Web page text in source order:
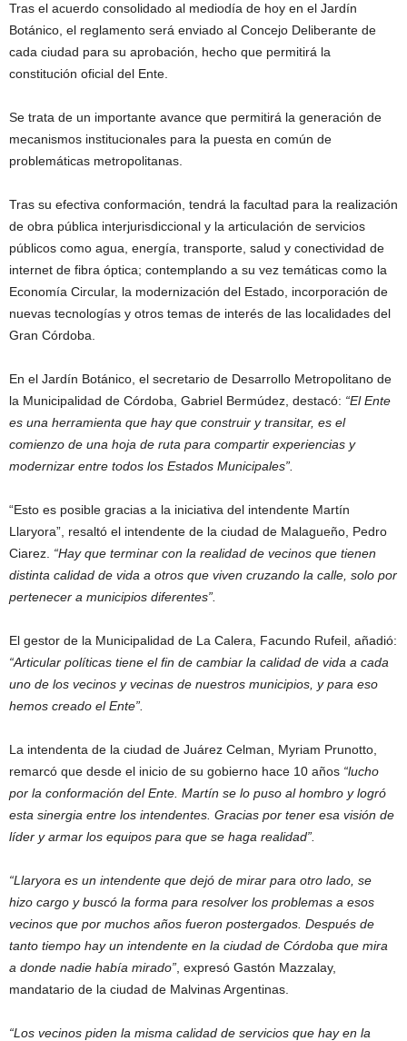
Tras el acuerdo consolidado al mediodía de hoy en el Jardín
Botánico, el reglamento será enviado al Concejo Deliberante de
cada ciudad para su aprobación, hecho que permitirá la
constitución oficial del Ente.
Se trata de un importante avance que permitirá la generación de
mecanismos institucionales para la puesta en común de
problemáticas metropolitanas.
Tras su efectiva conformación, tendrá la facultad para la realización
de obra pública interjurisdiccional y la articulación de servicios
públicos como agua, energía, transporte, salud y conectividad de
internet de fibra óptica; contemplando a su vez temáticas como la
Economía Circular, la modernización del Estado, incorporación de
nuevas tecnologías y otros temas de interés de las localidades del
Gran Córdoba.
En el Jardín Botánico, el secretario de Desarrollo Metropolitano de
la Municipalidad de Córdoba, Gabriel Bermúdez, destacó: “El Ente
es una herramienta que hay que construir y transitar, es el
comienzo de una hoja de ruta para compartir experiencias y
modernizar entre todos los Estados Municipales”.
“Esto es posible gracias a la iniciativa del intendente Martín
Llaryora”, resaltó el intendente de la ciudad de Malagueño, Pedro
Ciarez. “Hay que terminar con la realidad de vecinos que tienen
distinta calidad de vida a otros que viven cruzando la calle, solo por
pertenecer a municipios diferentes”.
El gestor de la Municipalidad de La Calera, Facundo Rufeil, añadió:
“Articular políticas tiene el fin de cambiar la calidad de vida a cada
uno de los vecinos y vecinas de nuestros municipios, y para eso
hemos creado el Ente”.
La intendenta de la ciudad de Juárez Celman, Myriam Prunotto,
remarcó que desde el inicio de su gobierno hace 10 años “lucho
por la conformación del Ente. Martín se lo puso al hombro y logró
esta sinergia entre los intendentes. Gracias por tener esa visión de
líder y armar los equipos para que se haga realidad”.
“Llaryora es un intendente que dejó de mirar para otro lado, se
hizo cargo y buscó la forma para resolver los problemas a esos
vecinos que por muchos años fueron postergados. Después de
tanto tiempo hay un intendente en la ciudad de Córdoba que mira
a donde nadie había mirado” , expresó Gastón Mazzalay,
mandatario de la ciudad de Malvinas Argentinas.
“Los vecinos piden la misma calidad de servicios que hay en la